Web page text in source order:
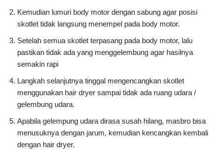
Kemudian lumuri body motor dengan sabung agar posisi
skotlet tidak langsung menempel pada body motor.
Setelah semua skotlet terpasang pada body motor, lalu
pastikan tidak ada yang menggelembung agar hasilnya
semakin rapi
Langkah selanjutnya tinggal mengencangkan skotlet
menggunakan hair dryer sampai tidak ada ruang udara /
gelembung udara.
Apabila gelempung udara dirasa susah hilang, masbro bisa
menusuknya dengan jarum, kemudian kencangkan kembali
dengan hair dryer.